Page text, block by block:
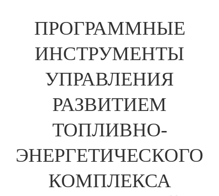
ПРОГРАММНЫЕ
ИНСТРУМЕНТЫ
УПРАВЛЕНИЯ
РАЗВИТИЕМ
ТОПЛИВНО-
ЭНЕРГЕТИЧЕСКОГО
КОМПЛЕКСА